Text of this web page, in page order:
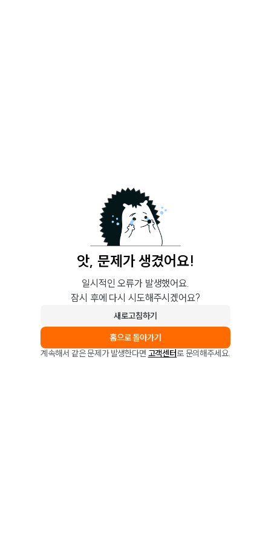
앗, 문제가 생겼어요!
일시적인 오류가 발생했어요.
잠시 후에 다시 시도해주시겠어요?
새로고침하기
홈으로 돌아가기
계속해서 같은 문제가 발생한다면 고객센터로 문의해주세요.